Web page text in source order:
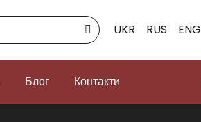
UKR RUS ENG
Блог Контакти